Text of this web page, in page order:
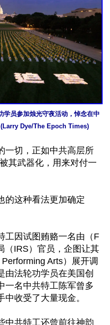
学员参加烛光守夜活动，悼念在中
(Larry Dye/The Epoch Times)
一切，正如中共高层所
其武器化，用来对付一
的这种看法更加确定
工因试图贿赂一名由（F
（IRS）官员，企图让其
Arts）展开调
由法轮功学员在美国创
一名中共特工陈军曾多
收受了大量现金。
中共特工还曾前往神韵